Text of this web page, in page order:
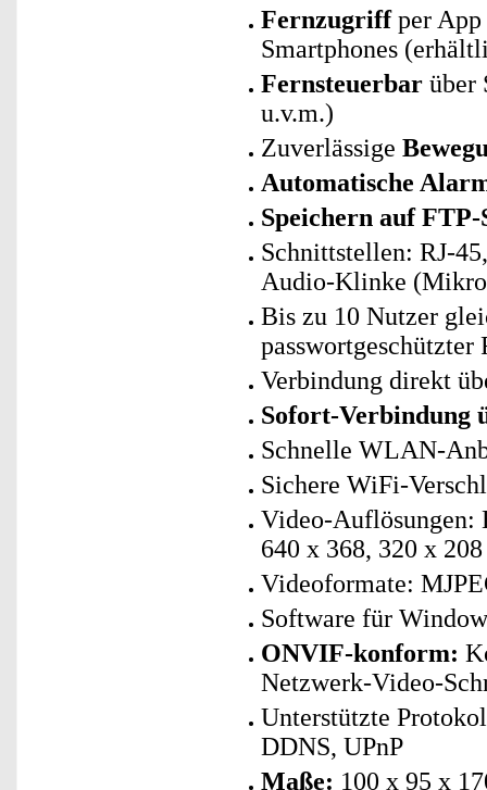
Fernzugriffper App
Smartphones
Fernsteuerbar über
u.v.m.)
Zuverlässige
Automatische
Speichern auf
Schnittstellen: RJ-
Audio-Klinke
Bis zu 10 Nutzer
passwortgeschützter
Verbindung direkt
Sofort-Verbindung
Schnelle WLAN-
Sichere WiFi-
Video-Auflösungen:
640 x 368, 320 x 208
Videoformate:
Software für
ONVIF-konform:
Netzwerk-Video-
Unterstützte
DDNS, UPnP
Maße: 100 x 95 x